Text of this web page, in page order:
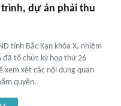
trình, dự án phải thu
tỉnh Bắc Kạn khóa X, nhiệm
đã tổ chức kỳ họp thứ 26
xem xét các nội dung quan
quyền.